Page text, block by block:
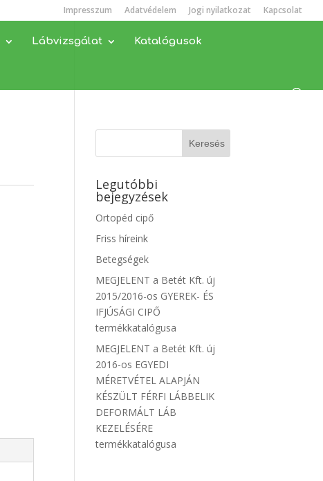
Impresszum Adatvédelem Jogi nyilatkozat Kapcsolat
Lábvizsgálat Katalógusok
Legutóbbi
bejegyzések
Ortopéd cipő
Friss híreink
Betegségek
MEGJELENT a Betét Kft. új
2015/2016-os GYEREK- ÉS
IFJÚSÁGI CIPŐ
termékkatalógusa
MEGJELENT a Betét Kft. új
2016-os EGYEDI
MÉRETVÉTEL ALAPJÁN
KÉSZÜLT FÉRFI LÁBBELIK
DEFORMÁLT LÁB
KEZELÉSÉRE
termékkatalógusa